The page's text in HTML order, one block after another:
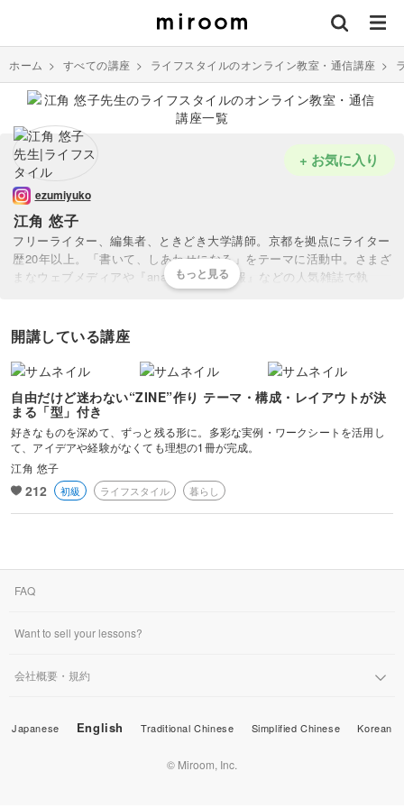
ホーム > すべての講座 > ライフスタイルのオンライン教室・通信講座 >
江角 悠子
ezumiyuko
フリーライター、編集者、ときどき大学講師。京都を拠点にライター
歴20年以上。「書いて、しあわせになる」をテーマに活動中。さまざ
まなウェブメディアや『anan』『婦人画報』などの人気雑誌で執
筆。共著に『京都、朝あるき』がある。ブックライティングを担当し
は「京都ライター塾」や「ZINE制作講座」を主宰し、これまでの卒
業生は100名以上。2026年から編集者を育てるエディターズクラスも
スタート。
本講座では、プロが現場で使う「伝わるエッセンス」を初心者の方に
も分かりやすく凝縮。あなたの日常や想いを、「作品」というカタチ
にする具体的な手順をお伝えします。
+ お気に入り
開講している講座
自由だけど迷わない“ZINE”作り テーマ・構成・レイアウトが決
まる「型」付き
好きなものを深めて、ずっと残る形に。多彩な実例・ワークシートを活用し
て、アイデアや経験がなくても理想の1冊が完成。
江角 悠子
212 初級 ライフスタイル 暮らし
FAQ
Want to sell your lessons?
会社概要・規約
Japanese English Traditional Chinese Simplified Chinese Korean
© Miroom, Inc.